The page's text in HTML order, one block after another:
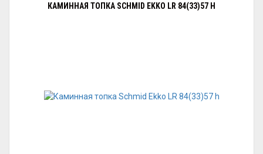
КАМИННАЯ ТОПКА SCHMID EKKO LR 84(33)57 H